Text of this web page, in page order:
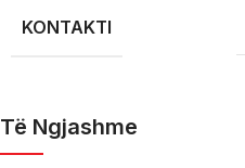
KONTAKTI
Të Ngjashme